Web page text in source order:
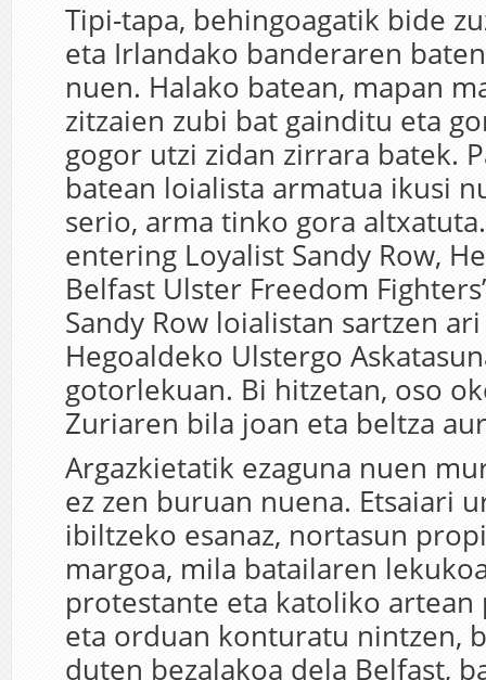
Tipi-tapa, behingoagatik bide
eta Irlandako banderaren
nuen. Halako batean, mapan
zitzaien zubi bat gainditu eta
gogor utzi zidan zirrara batek.
batean loialista armatua ikusi
serio, arma tinko gora
entering Loyalist Sandy Row,
Belfast Ulster Freedom
Sandy Row loialistan sartzen
Hegoaldeko Ulstergo
gotorlekuan. Bi hitzetan, oso
Zuriaren bila joan eta beltza
Argazkietatik ezaguna nuen
ez zen buruan nuena. Etsaiari
ibiltzeko esanaz, nortasun
margoa, mila batailaren
protestante eta katoliko artean
eta orduan konturatu nintzen,
duten bezalakoa dela Belfast,